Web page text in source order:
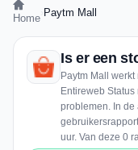
Home Paytm Mall
Is er een
Paytm Mall
Entireweb
problemen. In de
uur. Van deze 0